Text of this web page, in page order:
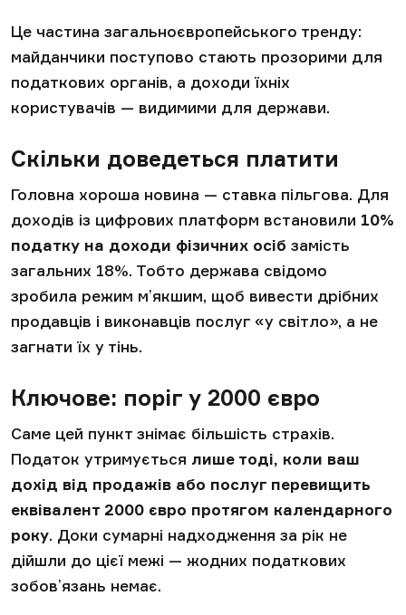
Це частина загальноєвропейського тренду:
майданчики поступово стають прозорими для
податкових органів, а доходи їхніх
користувачів — видимими для держави.
Скільки доведеться платити
Головна хороша новина — ставка пільгова. Для
доходів із цифрових платформ встановили 10%
податку на доходи фізичних осіб замість
загальних 18%. Тобто держава свідомо
зробила режим мʼякшим, щоб вивести дрібних
продавців і виконавців послуг «у світло», а не
загнати їх у тінь.
Ключове: поріг у 2000 євро
Саме цей пункт знімає більшість страхів.
Податок утримується лише тоді, коли ваш
дохід від продажів або послуг перевищить
еквівалент 2000 євро протягом календарного
року. Доки сумарні надходження за рік не
дійшли до цієї межі — жодних податкових
зобовʼязань немає.